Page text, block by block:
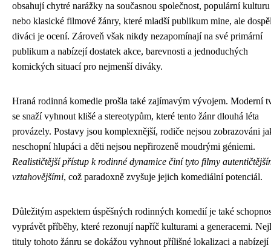
obsahují chytré narážky na současnou společnost, populární kulturu
nebo klasické filmové žánry, které mladší publikum mine, ale
diváci je ocení. Zároveň však nikdy nezapomínají na své primární
publikum a nabízejí dostatek akce, barevnosti a jednoduchých
komických situací pro nejmenší diváky.
Hraná rodinná komedie prošla také zajímavým vývojem. Moderní
se snaží vyhnout klišé a stereotypům, které tento žánr dlouhá léta
provázely. Postavy jsou komplexnější, rodiče nejsou zobrazováni
neschopní hlupáci a děti nejsou nepřirozeně moudrými géniemi.
Realističtější přístup k rodinné dynamice činí tyto filmy
vztahovějšími, což paradoxně zvyšuje jejich komediální potenciál.
Důležitým aspektem úspěšných rodinných komedií je také
vyprávět příběhy, které rezonují napříč kulturami a generacemi.
tituly tohoto žánru se dokážou vyhnout přílišné lokalizaci a nabízejí